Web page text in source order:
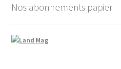
Nos abonnements papier